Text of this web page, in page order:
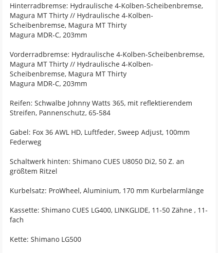
Hinterradbremse: Hydraulische 4-Kolben-Scheibenbremse,
Magura MT Thirty // Hydraulische 4-Kolben-
Scheibenbremse, Magura MT Thirty
Magura MDR-C, 203mm
Vorderradbremse: Hydraulische 4-Kolben-Scheibenbremse,
Magura MT Thirty // Hydraulische 4-Kolben-
Scheibenbremse, Magura MT Thirty
Magura MDR-C, 203mm
Reifen: Schwalbe Johnny Watts 365, mit reflektierendem
Streifen, Pannenschutz, 65-584
Gabel: Fox 36 AWL HD, Luftfeder, Sweep Adjust, 100mm
Federweg
Schaltwerk hinten: Shimano CUES U8050 Di2, 50 Z. an
größtem Ritzel
Kurbelsatz: ProWheel, Aluminium, 170 mm Kurbelarmlänge
Kassette: Shimano CUES LG400, LINKGLIDE, 11-50 Zähne , 11-
fach
Kette: Shimano LG500